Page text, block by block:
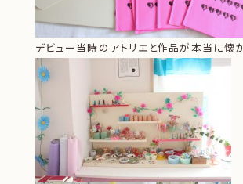
デビュー当時のアトリエと作品が本当に懐